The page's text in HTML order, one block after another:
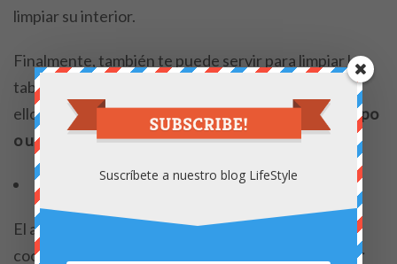
limpiar su interior.
Finalmente, también te puede servir para limpiar las
tablas de cortar, en especial, si son de madera. Para
ello, mezcla el zumo de limón con agua ypasa un trapo
o un estropajo para que tenga más efecto.
Aceite de oliva.
El aceite de oliva no sólo sirve como ingrediente de
cocina, también es un producto que
te puede servir
Suscríbete a nuestro blog LifeStyle